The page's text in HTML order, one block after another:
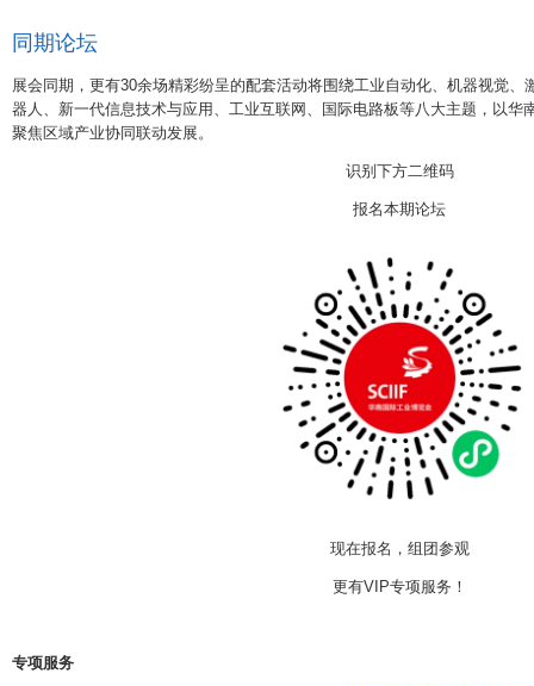
同期论坛
展会同期，更有30余场精彩纷呈的配套活动将围绕工业自动化、机器视觉、
器人、新一代信息技术与应用、工业互联网、国际电路板等八大主题，以华
聚焦区域产业协同联动发展。
识别下方二维码
报名本期论坛
现在报名，组团参观
更有VIP专项服务！
专项服务